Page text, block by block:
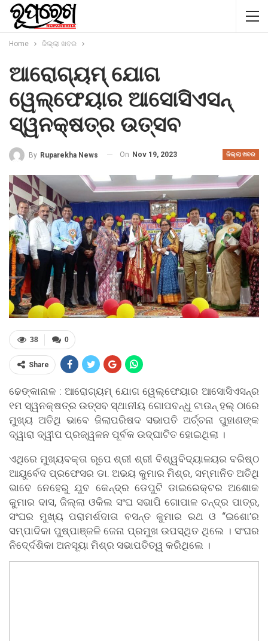
Home ଜିଲ୍ଲା ଖବର
ଆରୋଗ୍ୟମ୍ ଯୋଗ
ୱେଲ୍ଫେୟାର ଆସୋସିଏସନ୍
ସ୍ୱନକ୍ଷତ୍ର ଉତ୍ସବ
ଜିଲ୍ଲା ଖବର
By Ruparekha News On Nov 19, 2023
0
38
Share
ଢେଙ୍କାନାଳ : ଆରୋଗ୍ୟମ୍ ଯୋଗ ୱେଲ୍ଫେୟାର ଆସୋସିଏସନ୍ର
୧ମ ସ୍ୱନକ୍ଷତ୍ର ଉତ୍ସବ ସ୍ଥାନୀୟ ଗୋପବନ୍ଧୁ ଟାଉନ୍ ହଲ୍ ଠାରେ
ମୁଖ୍ୟ ଅତିଥି ଭାବେ ଜିଲାପରିଷଦ ସଭାପତି ଅର୍ଚ୍ଚନା ପୁହାଣଙ୍କ
ଦ୍ୱାରା ଦ୍ୱୀପ ପ୍ରଜ୍ୱଳନ ପୂର୍ବକ ଉଦ୍ଘାଟିତ ହୋଇଥିଲା ।
ଏଥିରେ ମୁଖ୍ୟବକ୍ତା ରୂପେ ଶ୍ରୀ ଶ୍ରୀ ବିଶ୍ୱବିଦ୍ୟାଳୟର ବରିଷ୍ଠ
ଆୟୁର୍ବେଦ ପ୍ରଫେସର ଡା. ଅଭୟ କୁମାର ମିଶ୍ର, ସମ୍ମାନିତ ଅତିଥି
ଭାବେ ନେହେରୁ ଯୁବ କେନ୍ଦ୍ର ଡେପୁଟି ଡାଇରେକ୍ଟର ଅଶୋକ
କୁମାର ଦାସ, ଜିଲ୍ଲା ଓକିଲ ସଂଘ ସଭାପି ଗୋପାଳ ଚନ୍ଦ୍ର ପାତ୍ର,
ସଂଘର ମୁଖ୍ୟ ପରାମର୍ଶଦାତା ବସନ୍ତ କୁମାର ରଥ ଓ “ଇଶୋ’ର
ସମ୍ପାଦିକା ପୁଷ୍ପାଞ୍ଜଳି ଜେନା ପ୍ରମୁଖ ଉପସ୍ଥିତ ଥିଲେ । ସଂଘର
ନିଦେ୍ର୍ଦଶିକା ଅନସୂୟା ମିଶ୍ର ସଭାପତିତ୍ୱ କରିଥିଲେ ।